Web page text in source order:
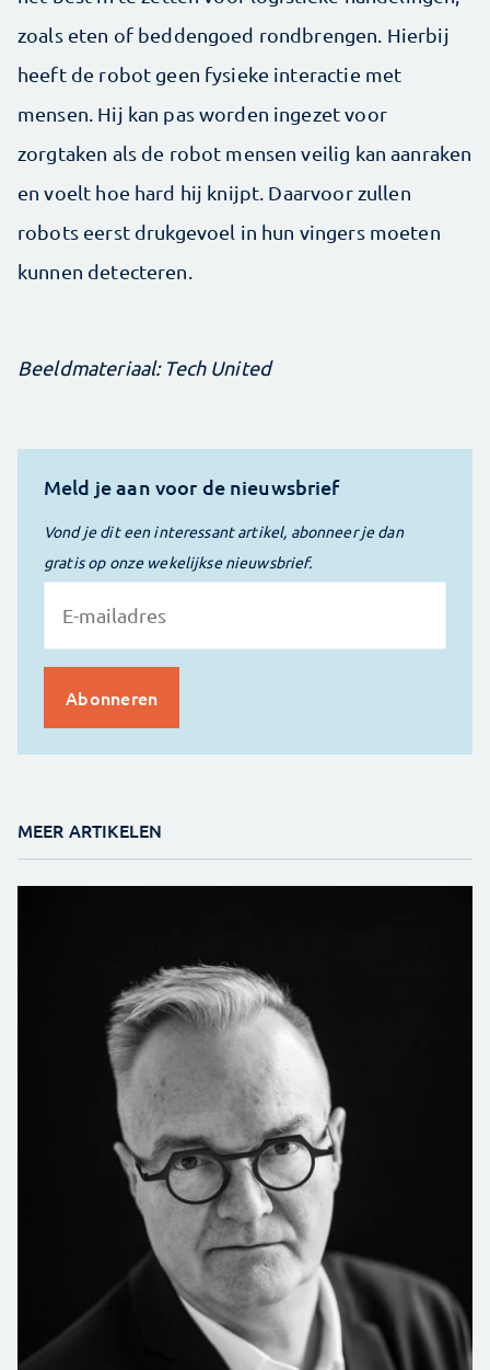
zoals eten of beddengoed rondbrengen. Hierbij
heeft de robot geen fysieke interactie met
mensen. Hij kan pas worden ingezet voor
zorgtaken als de robot mensen veilig kan aanraken
en voelt hoe hard hij knijpt. Daarvoor zullen
robots eerst drukgevoel in hun vingers moeten
kunnen detecteren.
Beeldmateriaal: Tech United
Meld je aan voor de nieuwsbrief
Vond je dit een interessant artikel, abonneer je dan
gratis op onze wekelijkse nieuwsbrief.
MEER ARTIKELEN